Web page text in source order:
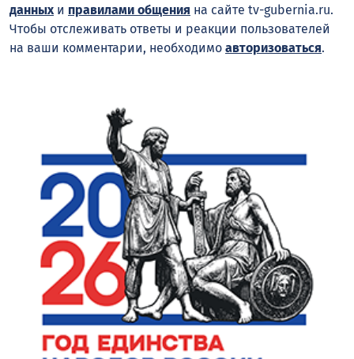
данныхи правилами общения на сайте tv-gubernia.ru.
Чтобы отслеживать ответы и реакции пользователей
на ваши комментарии, необходимо авторизоваться.